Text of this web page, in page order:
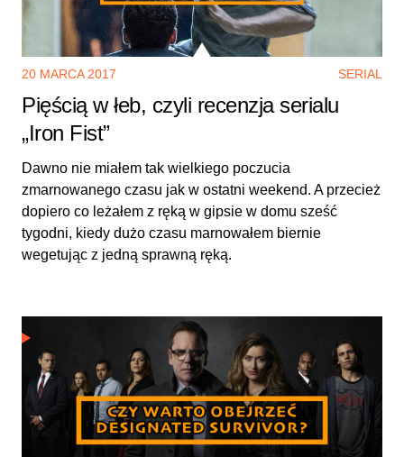
20 MARCA 2017 SERIAL
Pięścią w łeb, czyli recenzja serialu
„Iron Fist”
Dawno nie miałem tak wielkiego poczucia
zmarnowanego czasu jak w ostatni weekend. A przecież
dopiero co leżałem z ręką w gipsie w domu sześć
tygodni, kiedy dużo czasu marnowałem biernie
wegetując z jedną sprawną ręką.